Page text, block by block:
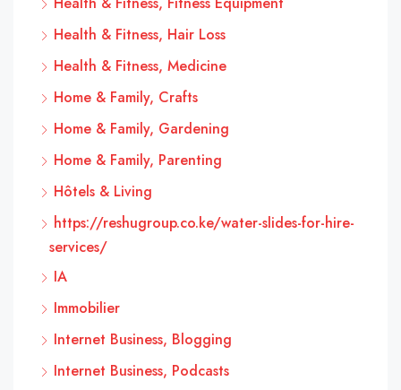
Health & Fitness, Hair Loss
Health & Fitness, Medicine
Home & Family, Crafts
Home & Family, Gardening
Home & Family, Parenting
Hôtels & Living
https://reshugroup.co.ke/water-slides-for-hire-
services/
IA
Immobilier
Internet Business, Blogging
Internet Business, Podcasts